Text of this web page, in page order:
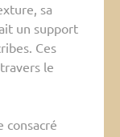
sa
un support
Ces
le